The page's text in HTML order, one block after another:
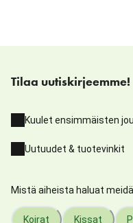
Tilaa uutiskirjeemme!
Kuulet ensimmäisten
Uutuudet & tuotevinkit
Mistä aiheista haluat
Koirat Kissat